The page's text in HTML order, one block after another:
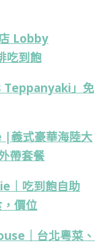
Lobby
吃到飽
Teppanyaki」免
義式豪華海陸大
帶套餐
｜吃到飽自助
價位
｜台北粵菜、